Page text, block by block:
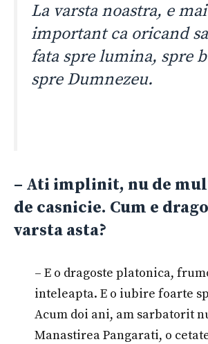
La varsta noastra, e mai
important ca oricand
fata spre lumina, spre
spre Dumnezeu.
– Ati implinit, nu de
de casnicie. Cum e
varsta asta?
– E o dragoste platonica,
inteleapta. E o iubire foarte
Acum doi ani, am sarbatorit
Manastirea Pangarati, o